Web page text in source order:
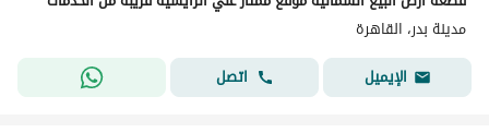
مدينة بدر، القاهرة
الإيميل
اتصل